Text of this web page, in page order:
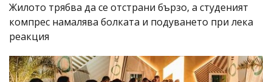
Жилото трябва да се отстрани бързо, а студеният
компрес намалява болката и подуването при лека
реакция